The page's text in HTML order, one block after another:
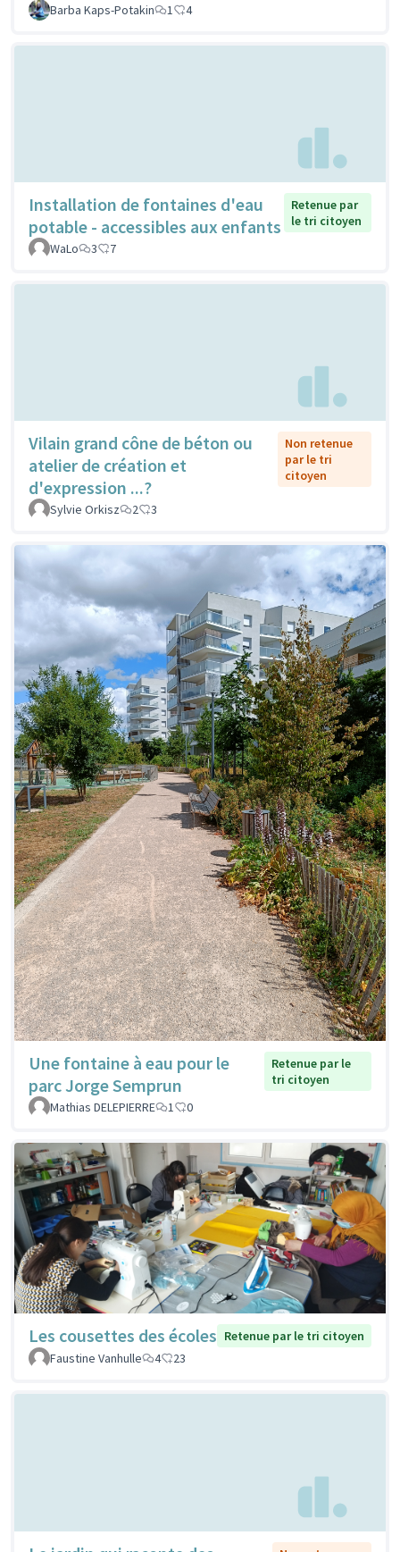
Barba Kaps-Potakin 1 4
Installation de fontaines d'eau
potable - accessibles aux enfants
Retenue par
le tri citoyen
WaLo
3 7
Vilain grand cône de béton ou
atelier de création et
d'expression ...?
Non retenue
par le tri
citoyen
Sylvie Orkisz 2 3
Une fontaine à eau pour le
parc Jorge Semprun
Retenue par le
tri citoyen
Mathias DELEPIERRE
1 0
Les cousettes des écoles Retenue par le tri citoyen
Faustine Vanhulle
4 23